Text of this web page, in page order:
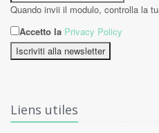
Quando invii il modulo, controlla la
Accetto la Privacy Policy
Iscriviti alla newsletter
Liens utiles